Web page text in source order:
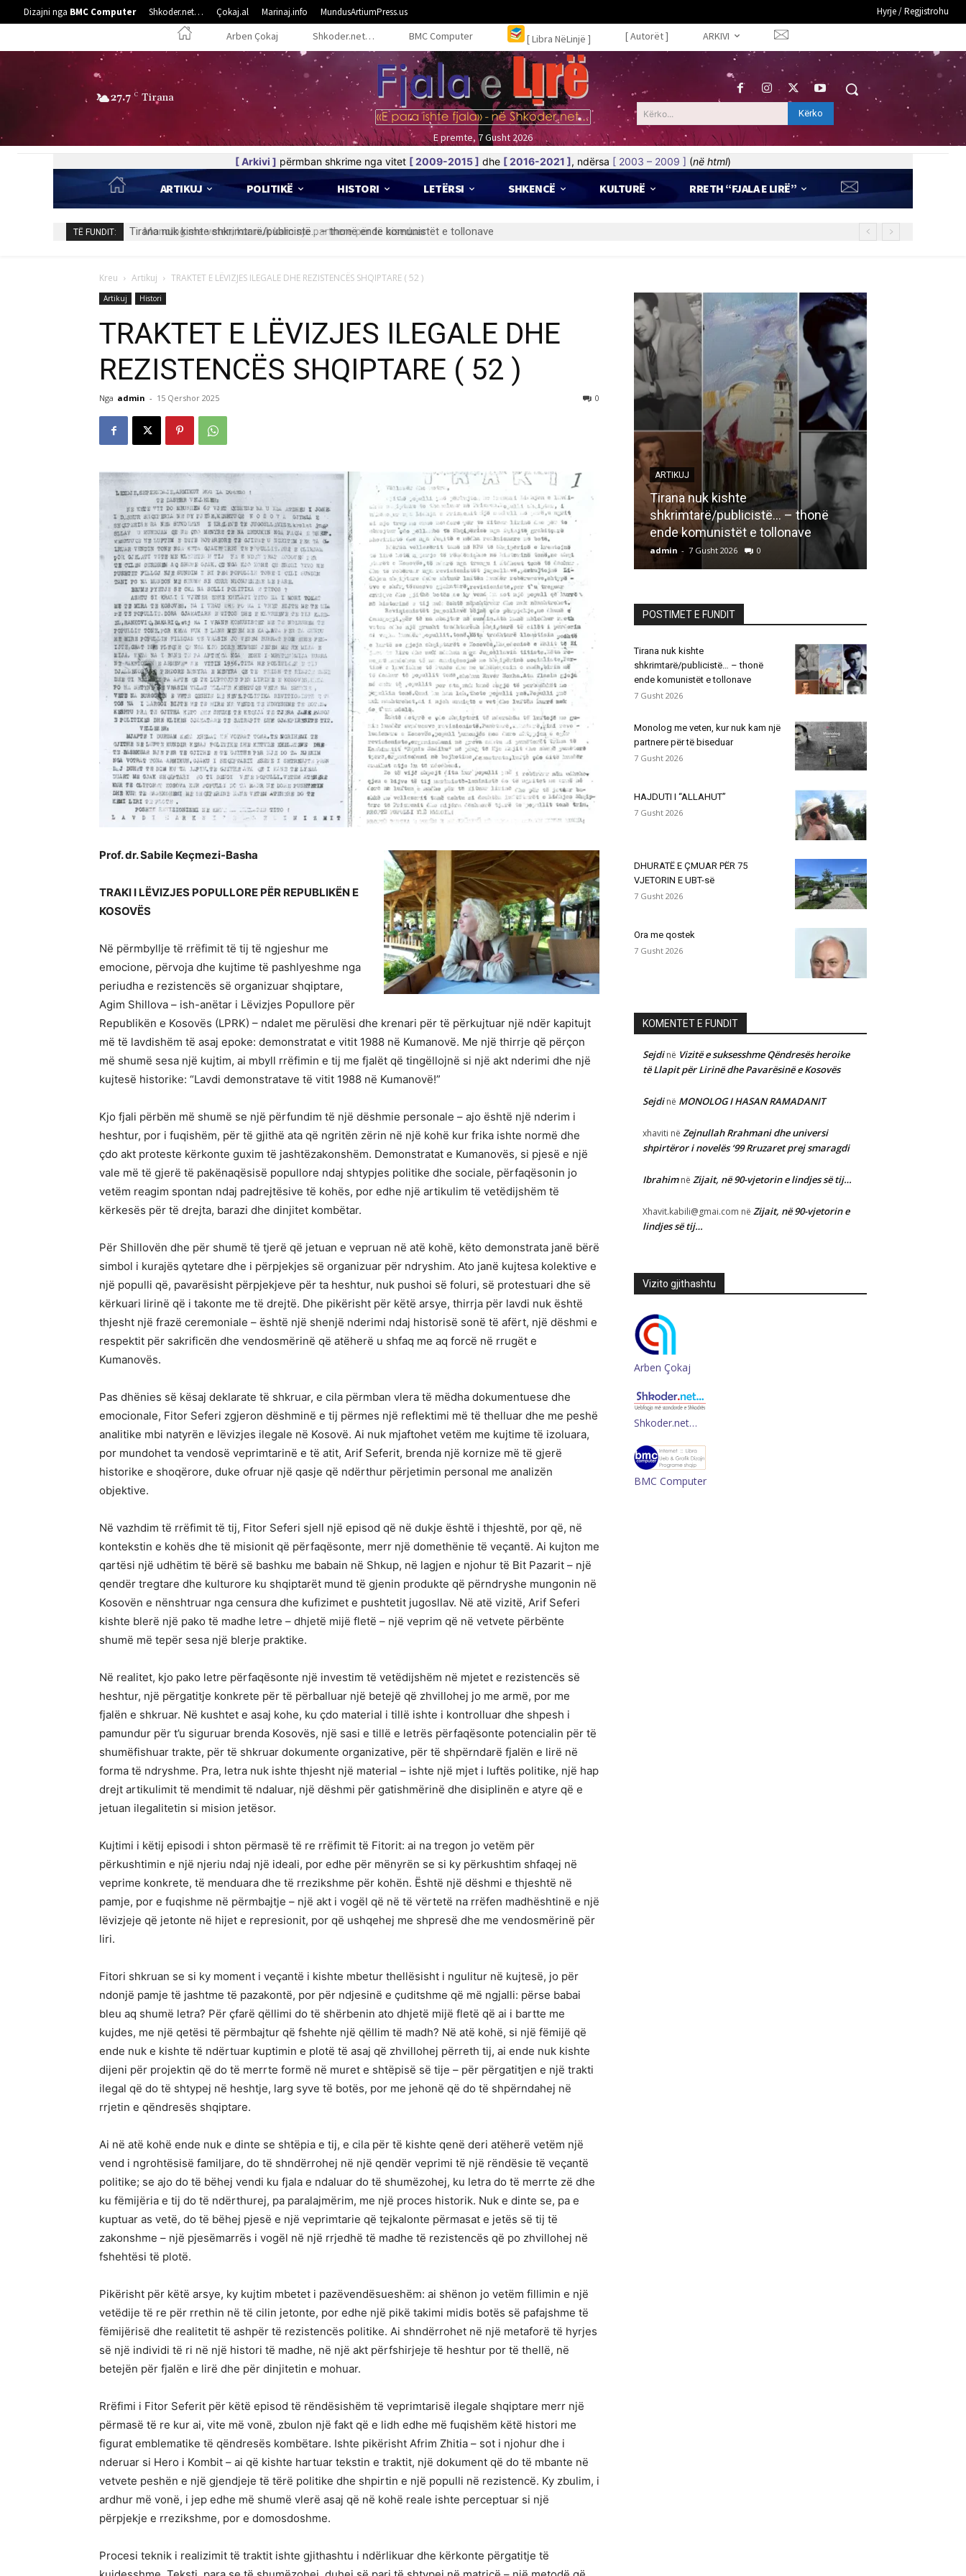
Dizajni nga BMC Computer Shkoder.net… Çokaj.al Marinaj.info MundusArtiumPress.us Hyrje / Regjistrohu
Arben Çokaj Shkoder.net… BMC Computer [ Libra NëLinjë ] [ Autorët ] ARKIVI
27.7 C Tirana
E premte, 7 Gusht 2026
Kërko... Kërko
[ Arkivi ] përmban shkrime nga vitet [ 2009-2015 ] dhe [ 2016-2021 ], ndërsa [ 2003 – 2009 ] (në html)
ARTIKUJ POLITIKË HISTORI LETËRSI SHKENCË KULTURË RRETH “FJALA E LIRË”
TË FUNDIT: Monolog me veten, kur nuk kam një partnere për të biseduar
Kreu Artikuj TRAKTET E LËVIZJES ILEGALE DHE REZISTENCËS SHQIPTARE ( 52 )
Artikuj Histori
TRAKTET E LËVIZJES ILEGALE DHE
REZISTENCËS SHQIPTARE ( 52 )
Nga admin - 15 Qershor 2025 0
Prof. dr. Sabile Keçmezi-Basha
TRAKI I LËVIZJES POPULLORE PËR REPUBLIKËN E
KOSOVËS
Në përmbyllje të rrëfimit të tij të ngjeshur me
emocione, përvoja dhe kujtime të pashlyeshme nga
periudha e rezistencës së organizuar shqiptare,
Agim Shillova – ish-anëtar i Lëvizjes Popullore për
Republikën e Kosovës (LPRK) – ndalet me përulësi dhe krenari për të përkujtuar një ndër kapitujt
më të lavdishëm të asaj epoke: demonstratat e vitit 1988 në Kumanovë. Me një thirrje që përçon
më shumë sesa një kujtim, ai mbyll rrëfimin e tij me fjalët që tingëllojnë si një akt nderimi dhe një
kujtesë historike: “Lavdi demonstratave të vitit 1988 në Kumanovë!”
Kjo fjali përbën më shumë se një përfundim të një dëshmie personale – ajo është një nderim i
heshtur, por i fuqishëm, për të gjithë ata që ngritën zërin në një kohë kur frika ishte normë dhe
çdo akt proteste kërkonte guxim të jashtëzakonshëm. Demonstratat e Kumanovës, si pjesë e një
vale më të gjerë të pakënaqësisë popullore ndaj shtypjes politike dhe sociale, përfaqësonin jo
vetëm reagim spontan ndaj padrejtësive të kohës, por edhe një artikulim të vetëdijshëm të
kërkesës për të drejta, barazi dhe dinjitet kombëtar.
Për Shillovën dhe për shumë të tjerë që jetuan e vepruan në atë kohë, këto demonstrata janë bërë
simbol i kurajës qytetare dhe i përpjekjes së organizuar për ndryshim. Ato janë kujtesa kolektive e
një populli që, pavarësisht përpjekjeve për ta heshtur, nuk pushoi së foluri, së protestuari dhe së
kërkuari lirinë që i takonte me të drejtë. Dhe pikërisht për këtë arsye, thirrja për lavdi nuk është
thjesht një frazë ceremoniale – është një shenjë nderimi ndaj historisë sonë të afërt, një dëshmi e
respektit për sakrificën dhe vendosmërinë që atëherë u shfaq me aq forcë në rrugët e
Kumanovës.
Pas dhënies së kësaj deklarate të shkruar, e cila përmban vlera të mëdha dokumentuese dhe
emocionale, Fitor Seferi zgjeron dëshminë e tij përmes një reflektimi më të thelluar dhe me peshë
analitike mbi natyrën e lëvizjes ilegale në Kosovë. Ai nuk mjaftohet vetëm me kujtime të izoluara,
por mundohet ta vendosë veprimtarinë e të atit, Arif Seferit, brenda një kornize më të gjerë
historike e shoqërore, duke ofruar një qasje që ndërthur përjetimin personal me analizën
objektive.
Në vazhdim të rrëfimit të tij, Fitor Seferi sjell një episod që në dukje është i thjeshtë, por që, në
kontekstin e kohës dhe të misionit që përfaqësonte, merr një domethënie të veçantë. Ai kujton me
qartësi një udhëtim të bërë së bashku me babain në Shkup, në lagjen e njohur të Bit Pazarit – një
qendër tregtare dhe kulturore ku shqiptarët mund të gjenin produkte që përndryshe mungonin në
Kosovën e nënshtruar nga censura dhe kufizimet e pushtetit jugosllav. Në atë vizitë, Arif Seferi
kishte blerë një pako të madhe letre – dhjetë mijë fletë – një veprim që në vetvete përbënte
shumë më tepër sesa një blerje praktike.
Në realitet, kjo pako letre përfaqësonte një investim të vetëdijshëm në mjetet e rezistencës së
heshtur, një përgatitje konkrete për të përballuar një betejë që zhvillohej jo me armë, por me
fjalën e shkruar. Në kushtet e asaj kohe, ku çdo material i tillë ishte i kontrolluar dhe shpesh i
pamundur për t’u siguruar brenda Kosovës, një sasi e tillë e letrës përfaqësonte potencialin për të
shumëfishuar trakte, për të shkruar dokumente organizative, për të shpërndarë fjalën e lirë në
forma të ndryshme. Pra, letra nuk ishte thjesht një material – ishte një mjet i luftës politike, një hap
drejt artikulimit të mendimit të ndaluar, një dëshmi për gatishmërinë dhe disiplinën e atyre që e
jetuan ilegalitetin si mision jetësor.
Kujtimi i këtij episodi i shton përmasë të re rrëfimit të Fitorit: ai na tregon jo vetëm për
përkushtimin e një njeriu ndaj një ideali, por edhe për mënyrën se si ky përkushtim shfaqej në
veprime konkrete, të menduara dhe të rrezikshme për kohën. Është një dëshmi e thjeshtë në
pamje, por e fuqishme në përmbajtje – një akt i vogël që në të vërtetë na rrëfen madhështinë e një
lëvizjeje që jetonte në hijet e represionit, por që ushqehej me shpresë dhe me vendosmërinë për
liri.
Fitori shkruan se si ky moment i veçantë i kishte mbetur thellësisht i ngulitur në kujtesë, jo për
ndonjë pamje të jashtme të pazakontë, por për ndjesinë e çuditshme që më ngjalli: përse babai
bleu aq shumë letra? Për çfarë qëllimi do të shërbenin ato dhjetë mijë fletë që ai i bartte me
kujdes, me një qetësi të përmbajtur që fshehte një qëllim të madh? Në atë kohë, si një fëmijë që
ende nuk e kishte të ndërtuar kuptimin e plotë të asaj që zhvillohej përreth tij, ai ende nuk kishte
dijeni për projektin që do të merrte formë në muret e shtëpisë së tije – për përgatitjen e një trakti
ilegal që do të shtypej në heshtje, larg syve të botës, por me jehonë që do të shpërndahej në
rrjetin e qëndresës shqiptare.
Ai në atë kohë ende nuk e dinte se shtëpia e tij, e cila për të kishte qenë deri atëherë vetëm një
vend i ngrohtësisë familjare, do të shndërrohej në një qendër veprimi të një rëndësie të veçantë
politike; se ajo do të bëhej vendi ku fjala e ndaluar do të shumëzohej, ku letra do të merrte zë dhe
ku fëmijëria e tij do të ndërthurej, pa paralajmërim, me një proces historik. Nuk e dinte se, pa e
kuptuar as vetë, do të bëhej pjesë e një veprimtarie që tejkalonte përmasat e jetës së tij të
zakonshme – një pjesëmarrës i vogël në një rrjedhë të madhe të rezistencës që po zhvillohej në
fshehtësi të plotë.
Pikërisht për këtë arsye, ky kujtim mbetet i pazëvendësueshëm: ai shënon jo vetëm fillimin e një
vetëdije të re për rrethin në të cilin jetonte, por edhe një pikë takimi midis botës së pafajshme të
fëmijërisë dhe realitetit të ashpër të rezistencës politike. Ai shndërrohet në një metaforë të hyrjes
së një individi të ri në një histori të madhe, në një akt përfshirjeje të heshtur por të thellë, në
betejën për fjalën e lirë dhe për dinjitetin e mohuar.
Rrëfimi i Fitor Seferit për këtë episod të rëndësishëm të veprimtarisë ilegale shqiptare merr një
përmasë të re kur ai, vite më vonë, zbulon një fakt që e lidh edhe më fuqishëm këtë histori me
figurat emblematike të qëndresës kombëtare. Ishte pikërisht Afrim Zhitia – sot i njohur dhe i
nderuar si Hero i Kombit – ai që kishte hartuar tekstin e traktit, një dokument që do të mbante në
vetvete peshën e një gjendjeje të tërë politike dhe shpirtin e një populli në rezistencë. Ky zbulim, i
ardhur më vonë, i jep edhe më shumë vlerë asaj që në kohë reale ishte perceptuar si një
përpjekje e rrezikshme, por e domosdoshme.
Procesi teknik i realizimit të traktit ishte gjithashtu i ndërlikuar dhe kërkonte përgatitje të
ARTIKUJ
Tirana nuk kishte
shkrimtarë/publicistë… – thonë
ende komunistët e tollonave
admin - 7 Gusht 2026 0
POSTIMET E FUNDIT
Tirana nuk kishte
shkrimtarë/publicistë… – thonë
ende komunistët e tollonave
7 Gusht 2026
Monolog me veten, kur nuk kam një
partnere për të biseduar
7 Gusht 2026
HAJDUTI I “ALLAHUT”
7 Gusht 2026
DHURATË E ÇMUAR PËR 75
VJETORIN E UBT-së
7 Gusht 2026
Ora me qostek
7 Gusht 2026
KOMENTET E FUNDIT
Sejdinë Vizitë e suksesshme Qëndresës heroike
të Llapit për Lirinë dhe Pavarësinë e Kosovës
Sejdinë MONOLOG I HASAN RAMADANIT
xhaviti në Zejnullah Rrahmani dhe universi
shpirtëror i novelës ‘99 Rruzaret prej smaragdi
Ibrahimnë Zijait, në 90-vjetorin e lindjes së tij…
Xhavit.kabili@gmai.com në Zijait, në 90-vjetorin e
lindjes së tij…
Vizito gjithashtu
Arben Çokaj
Shkoder.net…
BMC Computer